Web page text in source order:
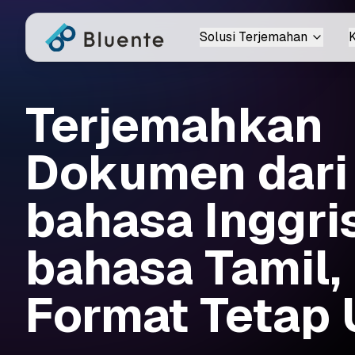
Solusi Terjemahan
Terjemahkan
Dokumen dari
bahasa
bahasa Tamil,
Format Tetap